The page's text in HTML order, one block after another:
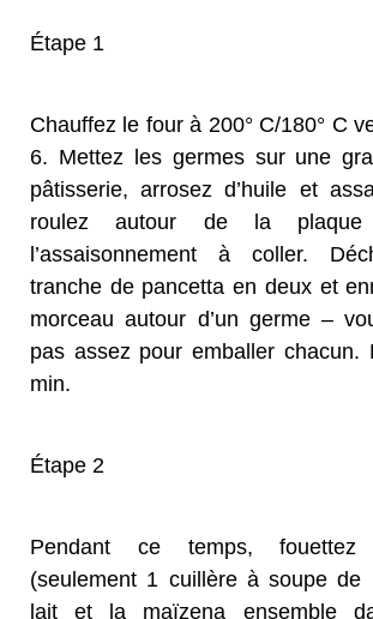
Étape 1
Chauffez le four à 200° C/180° C
6. Mettez les germes sur une
pâtisserie, arrosez d’huile et
roulez autour de la
l’assaisonnement à coller.
tranche de pancetta en deux et
morceau autour d’un germe –
pas assez pour emballer chacun.
min.
Étape 2
Pendant ce temps,
(seulement 1 cuillère à soupe de
lait et la maïzena ensemble